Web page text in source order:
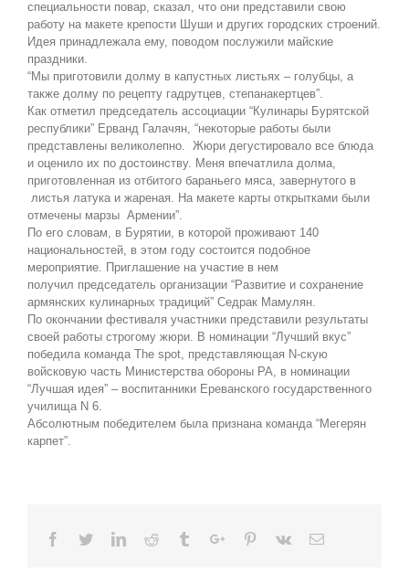
специальности повар, сказал, что они представили свою
работу на макете крепости Шуши и других городских строений.
Идея принадлежала ему, поводом послужили майские
праздники.
“Мы приготовили долму в капустных листьях – голубцы, а
также долму по рецепту гадрутцев, степанакертцев”.
Как отметил председатель ассоциации “Кулинары Бурятской
республики” Ерванд Галачян, “некоторые работы были
представлены великолепно. Жюри дегустировало все блюда
и оценило их по достоинству. Меня впечатлила долма,
приготовленная из отбитого бараньего мяса, завернутого в
листья латука и жареная. На макете карты открытками были
отмечены марзы Армении”.
По его словам, в Бурятии, в которой проживают 140
национальностей, в этом году состоится подобное
мероприятие. Приглашение на участие в нем
получил председатель организации “Развитие и сохранение
армянских кулинарных традиций” Седрак Мамулян.
По окончании фестиваля участники представили результаты
своей работы строгому жюри. В номинации “Лучший вкус”
победила команда The spot, представляющая N-скую
войсковую часть Министерства обороны РА, в номинации
“Лучшая идея” – воспитанники Ереванского государственного
училища N 6.
Абсолютным победителем была признана команда “Мегерян
карпет”.
Facebook
TwitterLinkedinReddit TumblrGoogle+Pinterest
Vk Email